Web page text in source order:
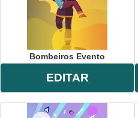
Bombeiros Evento
EDITAR